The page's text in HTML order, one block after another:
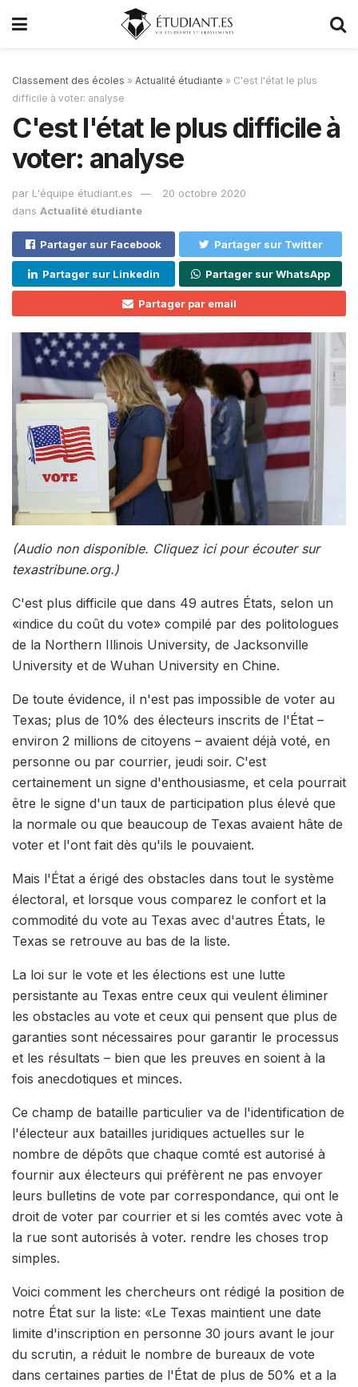
Classement des écoles » Actualité étudiante » C'est l'état le plus
difficile à voter: analyse
C'est l'état le plus difficile à
voter: analyse
par L'équipe étudiant.es
20 octobre 2020
dans Actualité étudiante
Partager sur Facebook Partager sur Twitter
Partager sur Linkedin Partager sur WhatsApp
Partager par email
(Audio non disponible. Cliquez ici pour écouter sur
texastribune.org.)
C'est plus difficile que dans 49 autres États, selon un
«indice du coût du vote» compilé par des politologues
de la Northern Illinois University, de Jacksonville
University et de Wuhan University en Chine.
De toute évidence, il n'est pas impossible de voter au
Texas; plus de 10% des électeurs inscrits de l'État –
environ 2 millions de citoyens – avaient déjà voté, en
personne ou par courrier, jeudi soir. C'est
certainement un signe d'enthousiasme, et cela pourrait
être le signe d'un taux de participation plus élevé que
la normale ou que beaucoup de Texas avaient hâte de
voter et l'ont fait dès qu'ils le pouvaient.
Mais l'État a érigé des obstacles dans tout le système
électoral, et lorsque vous comparez le confort et la
commodité du vote au Texas avec d'autres États, le
Texas se retrouve au bas de la liste.
La loi sur le vote et les élections est une lutte
persistante au Texas entre ceux qui veulent éliminer
les obstacles au vote et ceux qui pensent que plus de
garanties sont nécessaires pour garantir le processus
et les résultats – bien que les preuves en soient à la
fois anecdotiques et minces.
Ce champ de bataille particulier va de l'identification de
l'électeur aux batailles juridiques actuelles sur le
nombre de dépôts que chaque comté est autorisé à
fournir aux électeurs qui préfèrent ne pas envoyer
leurs bulletins de vote par correspondance, qui ont le
droit de voter par courrier et si les comtés avec vote à
la rue sont autorisés à voter. rendre les choses trop
simples.
Voici comment les chercheurs ont rédigé la position de
notre État sur la liste: «Le Texas maintient une date
limite d'inscription en personne 30 jours avant le jour
du scrutin, a réduit le nombre de bureaux de vote
dans certaines parties de l'État de plus de 50% et a la